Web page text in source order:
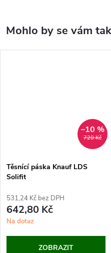
720 Kč
–10 %
Těsnící páska Knauf LDS
Solifit
531,24 Kč bez DPH
642,80 Kč
Na dotaz
ZOBRAZIT